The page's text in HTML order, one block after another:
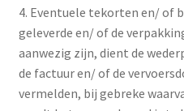
4. Eventuele tekorten en/ of
geleverde en/ of de
aanwezig zijn, dient de
de factuur en/ of de
vermelden, bij gebreke